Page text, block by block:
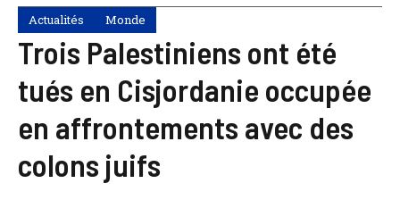
Actualités Monde
Trois Palestiniens ont été
tués en Cisjordanie occupée
en affrontements avec des
colons juifs